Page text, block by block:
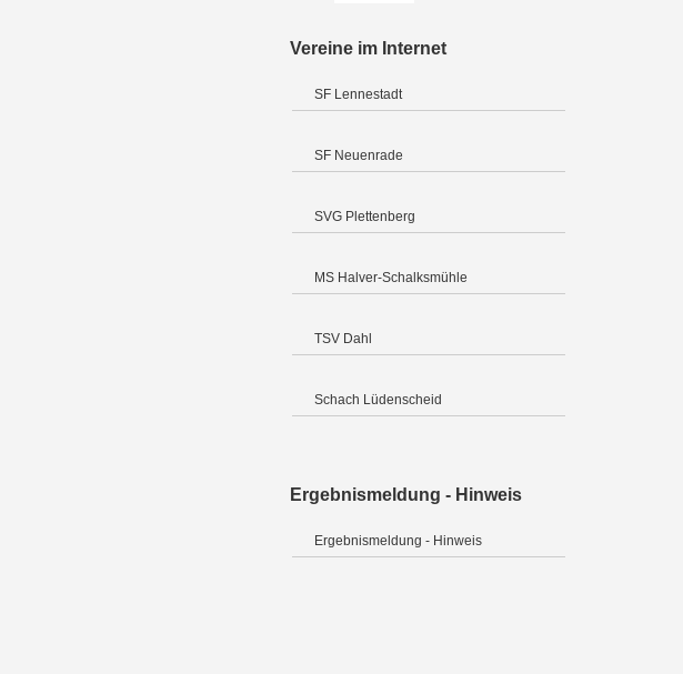
Vereine im Internet
SF Lennestadt
SF Neuenrade
SVG Plettenberg
MS Halver-Schalksmühle
TSV Dahl
Schach Lüdenscheid
Ergebnismeldung - Hinweis
Ergebnismeldung - Hinweis